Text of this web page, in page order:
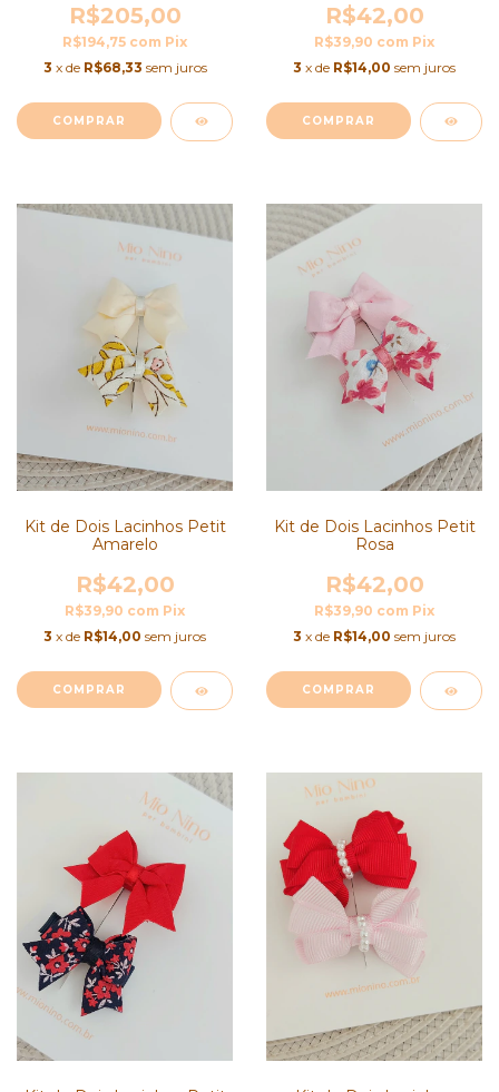
R$205,00
R$194,75 com Pix
3 x de R$68,33 sem juros
COMPRAR
R$42,00
R$39,90 com Pix
3 x de R$14,00 sem juros
COMPRAR
Kit de Dois Lacinhos Petit
Amarelo
R$42,00
R$39,90 com Pix
3 x de R$14,00 sem juros
COMPRAR
Kit de Dois Lacinhos Petit
Rosa
R$42,00
R$39,90 com Pix
3 x de R$14,00 sem juros
COMPRAR